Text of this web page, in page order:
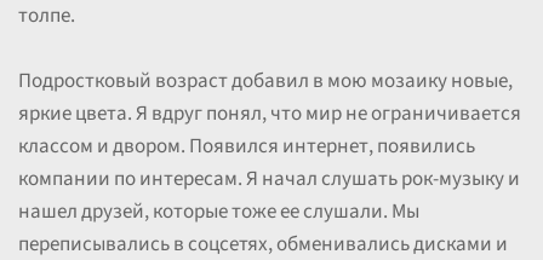
толпе.
Подростковый возраст добавил в мою мозаику новые,
яркие цвета. Я вдруг понял, что мир не ограничивается
классом и двором. Появился интернет, появились
компании по интересам. Я начал слушать рок-музыку и
нашел друзей, которые тоже ее слушали. Мы
переписывались в соцсетях, обменивались дисками и